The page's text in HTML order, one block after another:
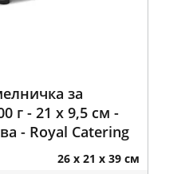
за
г - 21 x 9,5 см -
- Royal Catering
26 x 21 x 39 см